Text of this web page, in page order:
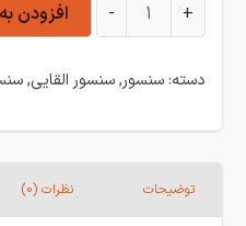
+
- افزودن
دسته:سنسور,سنسور القایی,
توضیحات نظرات (0)